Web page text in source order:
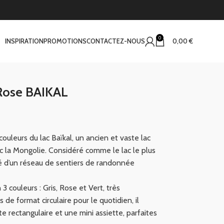
INSPIRATIONPROMOTIONSCONTACTEZ-NOUS 0 0,00€
BAIKAL
du lac Baïkal, un ancien et vaste lac
la Mongolie. Considéré comme le lac le plus
réseau de sentiers de randonnée
couleurs : Gris, Rose et Vert, très
de format circulaire pour le quotidien, il
rectangulaire et une mini assiette, parfaites